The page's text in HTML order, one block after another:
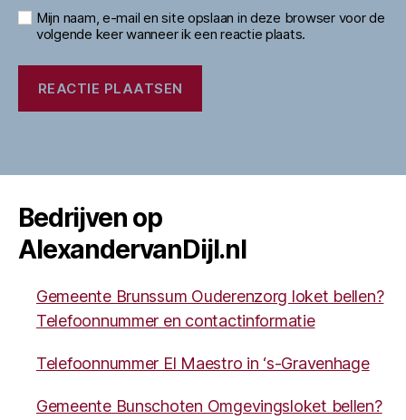
Mijn naam, e-mail en site opslaan in deze browser voor de
volgende keer wanneer ik een reactie plaats.
Bedrijven op
AlexandervanDijl.nl
Gemeente Brunssum Ouderenzorg loket bellen?
Telefoonnummer en contactinformatie
Telefoonnummer El Maestro in ‘s-Gravenhage
Gemeente Bunschoten Omgevingsloket bellen?